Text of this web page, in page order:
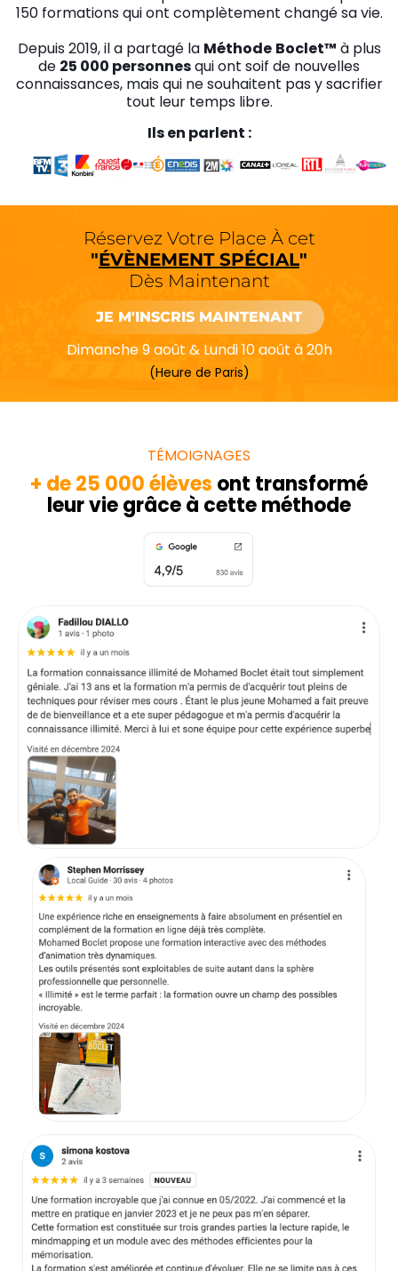
150 formations qui ont complètement changé sa vie.
Depuis 2019, il a partagé la Méthode Boclet™ à plus
de 25 000 personnesqui ont soif de nouvelles
connaissances, mais qui ne souhaitent pas y sacrifier
tout leur temps libre.
Ils en parlent :
Réservez Votre Place À cet
"ÉVÈNEMENT SPÉCIAL"
Dès Maintenant
JE M'INSCRIS MAINTENANT
Dimanche 9 août & Lundi 10 août à 20h
(Heure de Paris)
TÉMOIGNAGES
+ de 25 000 élèves ont transformé
leur vie grâce à cette méthode